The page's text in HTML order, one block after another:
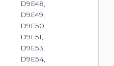
D9E48,
D9E49,
D9E50,
D9E51,
D9E53,
D9E54,